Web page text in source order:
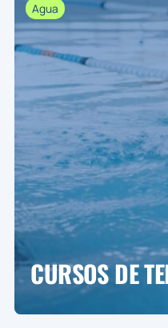
Agua
CURSOS DE